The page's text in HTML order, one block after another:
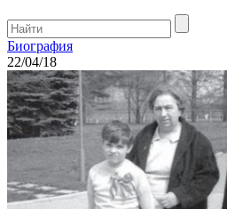
Биография
22/04/18